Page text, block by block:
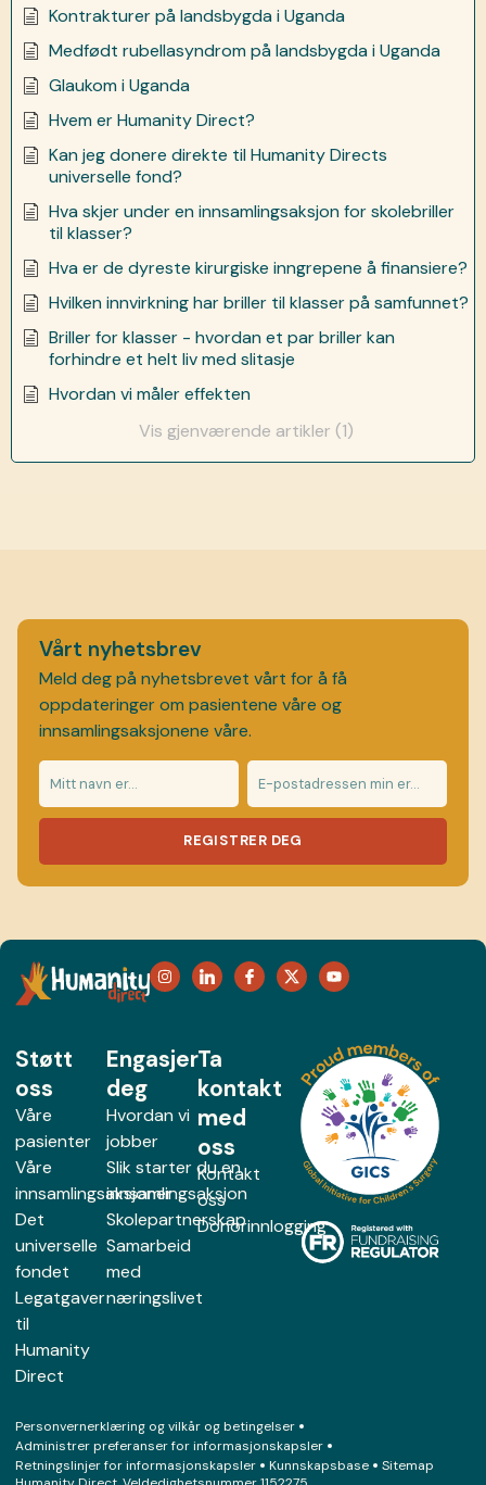
Kontrakturer på landsbygda i Uganda
Medfødt rubellasyndrom på landsbygda i Uganda
Glaukom i Uganda
Hvem er Humanity Direct?
Kan jeg donere direkte til Humanity Directs
universelle fond?
Hva skjer under en innsamlingsaksjon for skolebriller
til klasser?
Hva er de dyreste kirurgiske inngrepene å finansiere?
Hvilken innvirkning har briller til klasser på samfunnet?
Briller for klasser - hvordan et par briller kan
forhindre et helt liv med slitasje
Hvordan vi måler effekten
Vis gjenværende artikler (1)
Vårt nyhetsbrev
Meld deg på nyhetsbrevet vårt for å få
oppdateringer om pasientene våre og
innsamlingsaksjonene våre.
REGISTRER DEG
Støtt
oss
Våre
pasienter
Våre
innsamlingsaksjoner
Det
universelle
fondet
Legatgaver
til
Humanity
Direct
Engasjer
deg
Hvordan vi
jobber
Slik starter du en
innsamlingsaksjon
Skolepartnerskap
Samarbeid
med
næringslivet
Ta
kontakt
med
oss
Kontakt
oss
Donorinnlogging
Personvernerklæring og vilkår og betingelser
Administrer preferanser for informasjonskapsler
Retningslinjer for informasjonskapsler
Kunnskapsbase Sitemap